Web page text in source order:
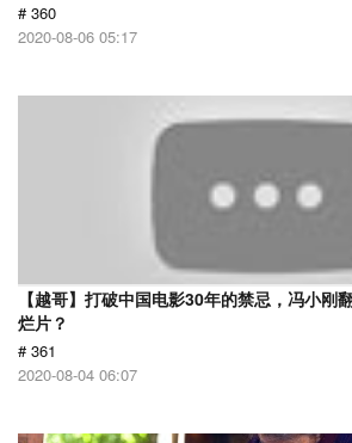
# 360
2020-08-06 05:17
【越哥】打破中国电影30年的禁忌，冯小刚
烂片？
# 361
2020-08-04 06:07